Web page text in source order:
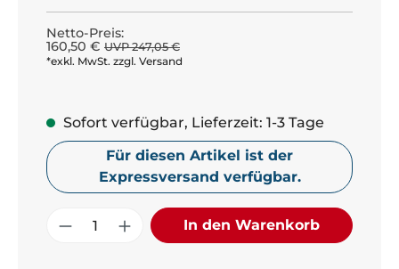
Netto-Preis:
160,50 € UVP 247,05 €
*exkl. MwSt. zzgl. Versand
Sofort verfügbar, Lieferzeit: 1-3 Tage
Für diesen Artikel ist der
Expressversand verfügbar.
Produkt Anzahl: Gib den
In den Warenkorb